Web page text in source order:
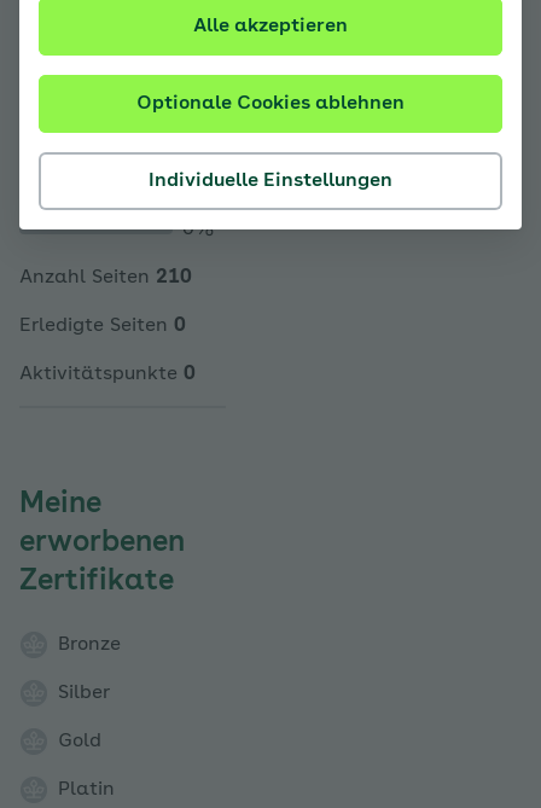
Mein
Fortschritt
0%
Anzahl Seiten 210
Erledigte Seiten 0
Aktivitätspunkte 0
Meine
erworbenen
Zertifikate
Bronze
Silber
Gold
Platin
Individuelle Einstellungen
Optionale Cookies ablehnen
Alle akzeptieren